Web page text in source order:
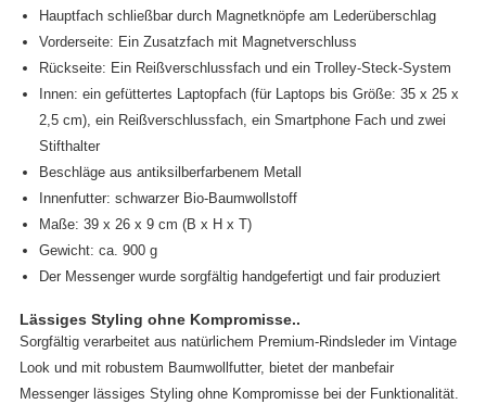
Hauptfach schließbar durch Magnetknöpfe am Lederüberschlag
Vorderseite: Ein Zusatzfach mit Magnetverschluss
Rückseite: Ein Reißverschlussfach und ein Trolley-Steck-System
Innen: ein gefüttertes Laptopfach (für Laptops bis Größe: 35 x 25 x
2,5 cm), ein Reißverschlussfach, ein Smartphone Fach und zwei
Stifthalter
Beschläge aus antiksilberfarbenem Metall
Innenfutter: schwarzer Bio-Baumwollstoff
Maße: 39 x 26 x 9 cm (B x H x T)
Gewicht: ca. 900 g
Der Messenger wurde sorgfältig handgefertigt und fair produziert
Lässiges Styling ohne Kompromisse..
Sorgfältig verarbeitet aus natürlichem Premium-Rindsleder im Vintage
Look und mit robustem Baumwollfutter, bietet der manbefair
Messenger lässiges Styling ohne Kompromisse bei der Funktionalität.